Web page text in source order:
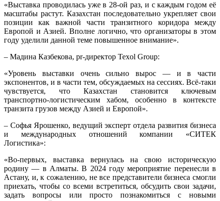
«Выставка проводилась уже в 28-ой раз, и с каждым годом её
масштабы растут. Казахстан последовательно укрепляет свои
позиции как важной части транзитного коридора между
Европой и Азией. Вполне логично, что организаторы в этом
году уделили данной теме повышенное внимание».
– Мадина Казбекова, pr-директор Texol Group:
«Уровень выставки очень сильно вырос — и в части
экспонентов, и в части тем, обсуждаемых на сессиях. Всё-таки
чувствуется, что Казахстан становится ключевым
транспортно-логистическим хабом, особенно в контексте
транзита грузов между Азией и Европой».
– Софья Ярошенко, ведущий эксперт отдела развития бизнеса
и международных отношений компании «СИТЕК
Логистика»:
«Во-первых, выставка вернулась на свою историческую
родину — в Алматы. В 2024 году мероприятие перенесли в
Астану, и, к сожалению, не все представители бизнеса смогли
приехать, чтобы со всеми встретиться, обсудить свои задачи,
задать вопросы или просто познакомиться с новыми